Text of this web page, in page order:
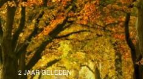
2 JAAR GELEDEN